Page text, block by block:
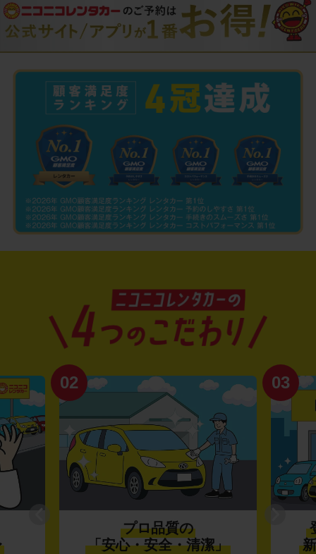
02
プロ品質の
「安心・安全・清潔」
03